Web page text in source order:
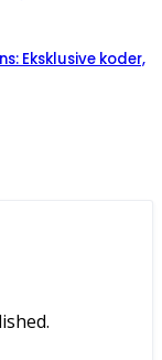
Eksklusive koder,